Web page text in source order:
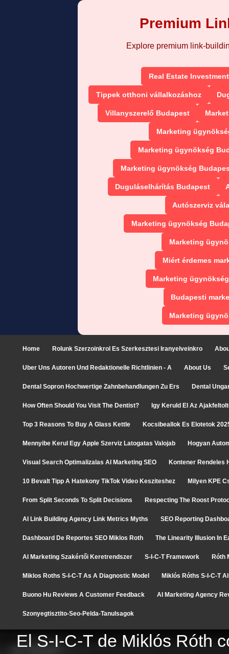
Premium
Explore premium link-
Real Estate
Tippek otthoni vállalkozáshoz
Villanyszerelő Budapest
Marketing
Marketing ügynökség
Marketing ügynökség
Duguláselhárítás Budapest
Autószerviz
Marketing ügynökség
Marketing
Miért érdemes
Marketing
Budapesti
Marketing
Home Rolunk Szerzoinkrol Es Szerkesztesi Iranyelveinkro
Uber Uns Autoren Und Redaktionelle Richtlinien - A About Us
Dental Sopron Hochwertige Zahnbehandlungen Zu Ers Dental
How Often Should You Visit The Dentist? Igy Keruld El Az
Top 3 Reasons To Buy A Glass Kettle Kocsibeallok Es Elotetok
Mennyibe Kerul Egy Apple Szerviz Latogatas Valojab Hogyan
Visual Search Optimalizalas AI Marketing SEO Kontener Rendeles
10 Bevalt Tipp A Hatekony TikTok Video Kesziteshez Milyen KPE
From Split Seconds To Split Decisions Respecting The Roost
AI Link Building Agency Link Metrics Myths SEO Reporting
Dashboard De Reportes SEO Miklos Roth The Linearity Illusion In
AI Marketing Szakértői Keretrendszer S-I-C-T Framework Róth
Miklos Roths S-I-C-T As A Diagnostic Model Miklós Róths S-I-C-T
Buono Hu Reviews A Customer Feedback AI Marketing Agency
Szonyegtisztito-Seo-Pelda-Tanulsagok
El S-I-C-T de Miklós Róth